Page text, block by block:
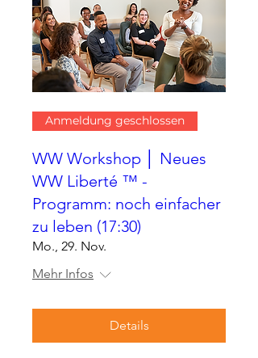
Anmeldung geschlossen
WW Workshop │ Neues
WW Liberté ™ -
Programm: noch einfacher
zu leben (17:30)
Mo., 29. Nov.
Mehr Infos
Details